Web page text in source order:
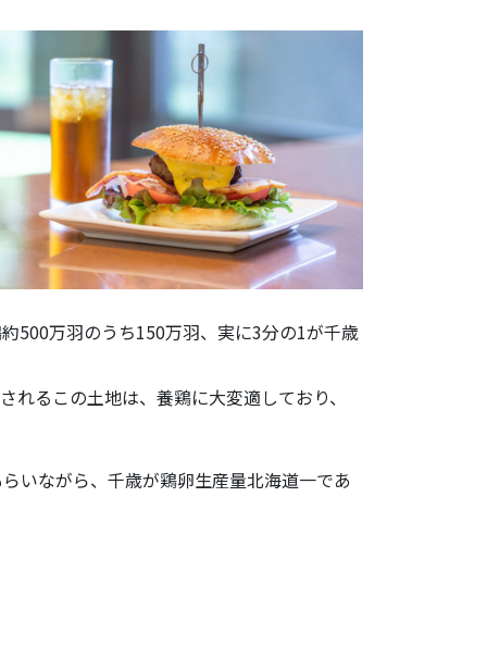
500万羽のうち150万羽、実に3分の1が千歳
るこの土地は、養鶏に大変適しており、
いながら、千歳が鶏卵生産量北海道一であ